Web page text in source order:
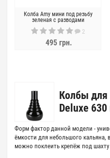
Колба Amy мини под резьбу
зеленая с разводами
2
495 грн.
Колбы для
Deluxe
Форм фактор данной модели -
ёмкости для небольшого кальяна,
можно поклеить крепёж под шахту